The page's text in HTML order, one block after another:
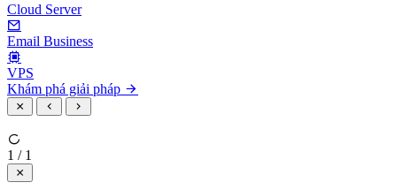
Cloud Server
Email Business
VPS
Khám phá giải pháp
1 / 1